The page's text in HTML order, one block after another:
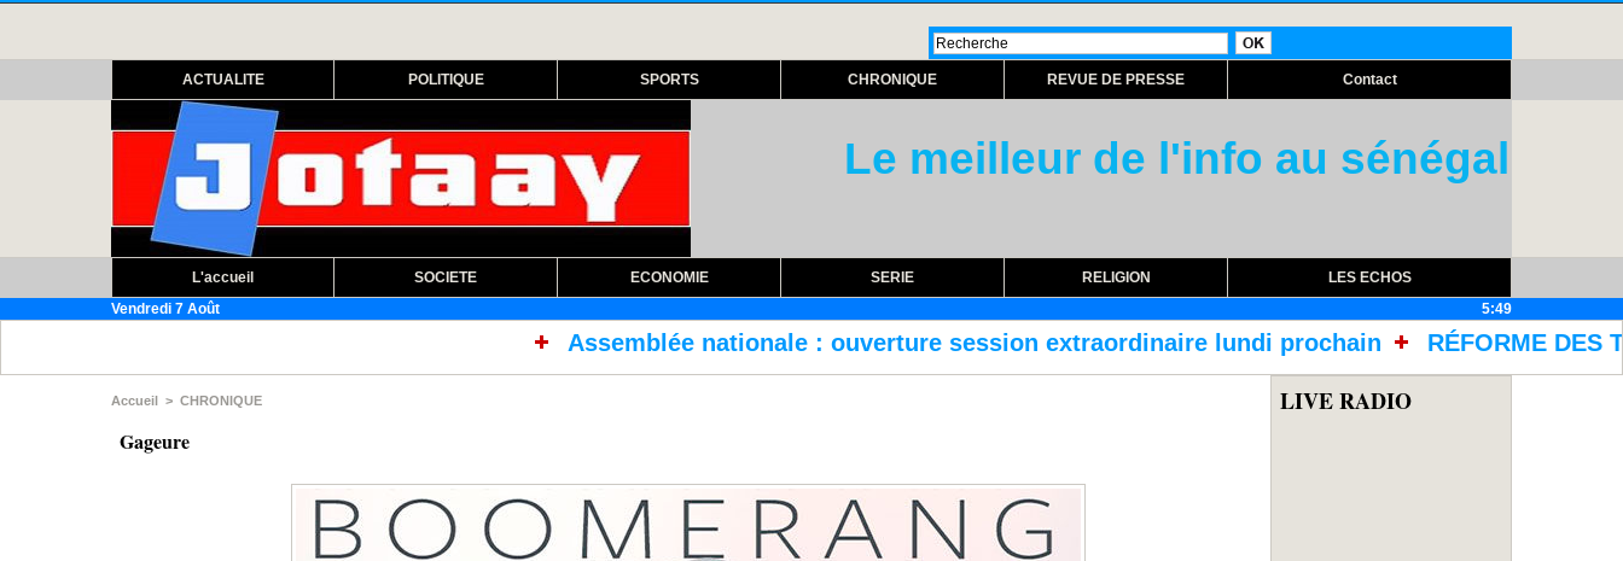
ACTUALITE POLITIQUE SPORTS CHRONIQUE REVUE DE PRESSE Contact
Le meilleur de l'info au sénégal
L'accueil SOCIETE ECONOMIE SERIE RELIGION
LES ECHOS
Vendredi 7 Août
5:49
Assemblée nationale : ouverture session extraordinaire lundi prochain RÉFORME DES
Accueil > CHRONIQUE
Gageure
LIVE RADIO